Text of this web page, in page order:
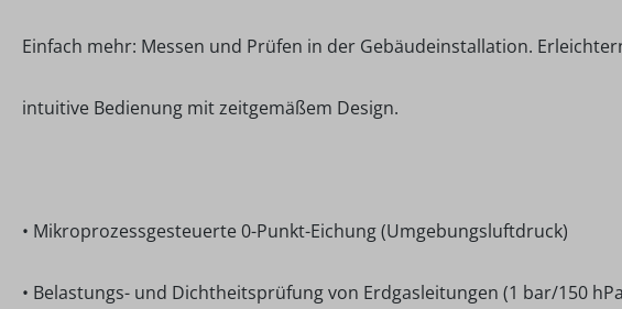
Einfach mehr: Messen und Prüfen in der Gebäudeinstallation.
intuitive Bedienung mit zeitgemäßem Design.
• Mikroprozessgesteuerte 0-Punkt-Eichung (Umgebungsluftdruck)
• Belastungs- und Dichtheitsprüfung von Erdgasleitungen (1 bar/150